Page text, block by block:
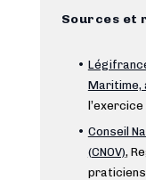
Sources et
•
Maritime,
• Conseil
(CNOV),